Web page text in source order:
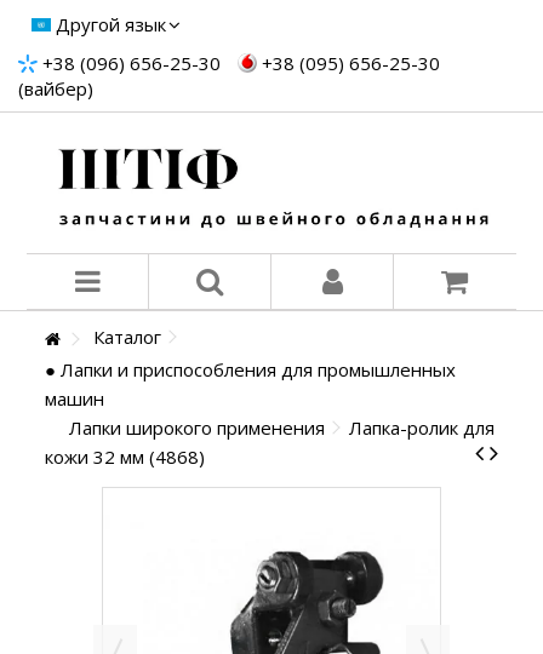
Другой язык
+38 (096) 656-25-30
+38 (095) 656-25-30
(вайбер)
Каталог
● Лапки и приспособления для промышленных
машин
Лапки широкого применения
Лапка-ролик для
кожи 32 мм (4868)